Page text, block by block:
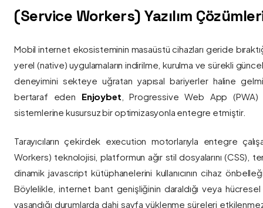
(Service Workers) Yazılım
Mobil internet ekosisteminin masaüstü cihazları geride
yerel (native) uygulamaların indirilme, kurulma ve sürekli
deneyimini sekteye uğratan yapısal bariyerler haline
bertaraf eden Enjoybet , Progressive Web App (PWA)
sistemlerine kusursuz bir optimizasyonla entegre etmiştir.
Tarayıcıların çekirdek execution motorlarıyla entegre
Workers) teknolojisi, platformun ağır stil dosyalarını (CSS),
dinamik javascript kütüphanelerini kullanıcının cihaz
Böylelikle, internet bant genişliğinin daraldığı veya
yaşandığı durumlarda dahi sayfa yüklenme süreleri